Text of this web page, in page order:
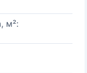
м²: